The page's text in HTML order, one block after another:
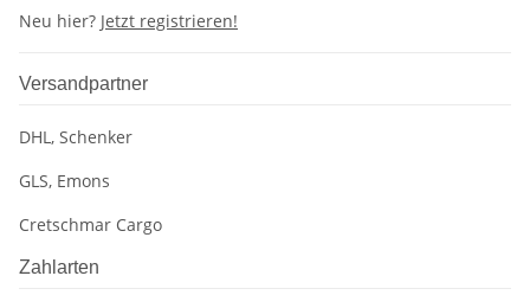
Neu hier? Jetzt registrieren!
Versandpartner
DHL, Schenker
GLS, Emons
Cretschmar Cargo
Zahlarten